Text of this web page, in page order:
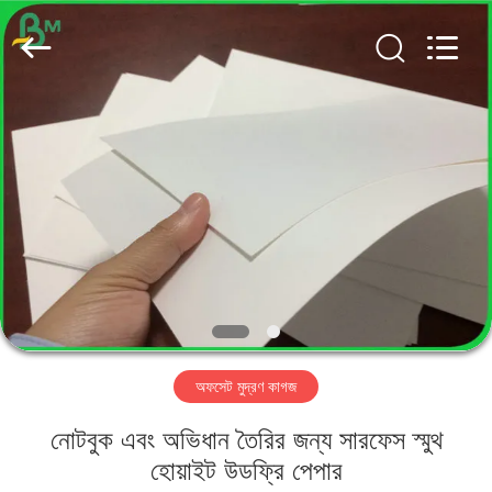
বাড়ি
পণ্য
আমাদের
সম্পর্কে
কারখানা
GUANGZHOU
BMPAPER
CO.,
LTD..
অফসেট মুদ্রণ কাগজ
নোটবুক এবং অভিধান তৈরির জন্য সারফেস স্মুথ
হোয়াইট উডফ্রি পেপার